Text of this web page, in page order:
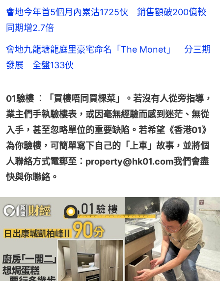
會地今年首5個月內累沽1725伙 銷售額破200億較
同期增2.7倍
會地九龍塘龍庭里豪宅命名「The Monet」 分三期
發展 全盤133伙
01驗樓 ︰「買樓唔同買棵菜」。若沒有人從旁指導，
業主們手執驗樓表，或因毫無經驗而感到迷茫、無從
入手，甚至忽略單位的重要缺陷。若希望《香港01》
為你驗樓，可簡單寫下自己的「上車」故事，並將個
人聯絡方式電郵至：property@hk01.com我們會盡
快與你聯絡。